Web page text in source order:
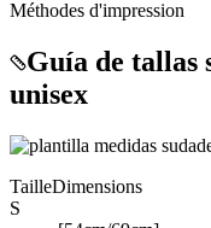
Méthodes d'impression
Guía de tallas
unisex
TailleDimensions
S